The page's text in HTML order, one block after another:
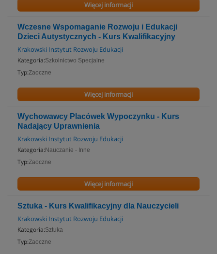
Więcej informacji
Wczesne Wspomaganie Rozwoju i Edukacji
Dzieci Autystycznych - Kurs Kwalifikacyjny
Krakowski Instytut Rozwoju Edukacji
Kategoria:Szkolnictwo Specjalne
Typ:Zaoczne
Więcej informacji
Wychowawcy Placówek Wypoczynku - Kurs
Nadający Uprawnienia
Krakowski Instytut Rozwoju Edukacji
Kategoria: Nauczanie - Inne
Typ:Zaoczne
Więcej informacji
Sztuka - Kurs Kwalifikacyjny dla Nauczycieli
Krakowski Instytut Rozwoju Edukacji
Kategoria:Sztuka
Typ:Zaoczne